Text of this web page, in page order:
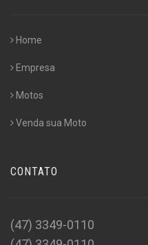
Home
Empresa
Motos
Venda sua Moto
CONTATO
(47) 3349-0110